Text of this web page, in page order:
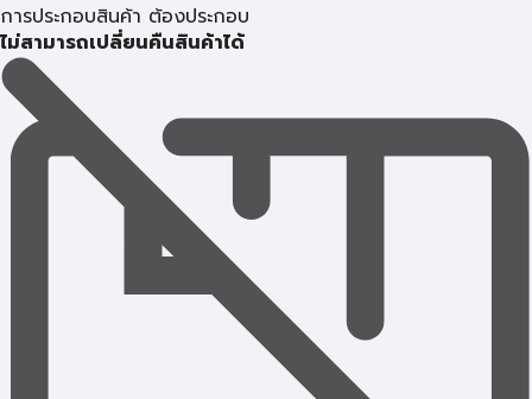
การประกอบสินค้า ต้องประกอบ
ไม่สามารถเปลี่ยนคืนสินค้าได้